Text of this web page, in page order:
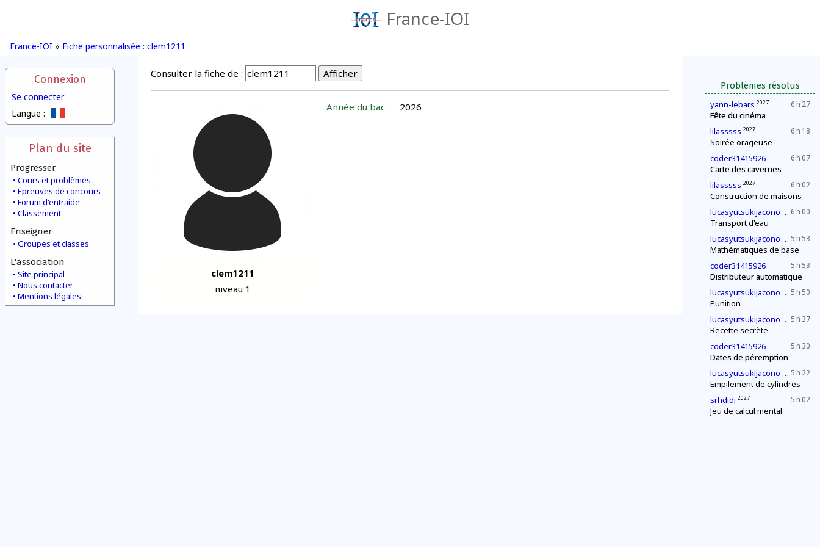
France-IOI
France-IOI » Fiche personnalisée : clem1211
Connexion
Se connecter
Langue :
Plan du site
Progresser
Cours et problèmes
Épreuves de concours
Forum d'entraide
Classement
Enseigner
Groupes et classes
L'association
Site principal
Nous contacter
Mentions légales
Problèmes résolus
6 h 27
yann-lebars 2027
Fête du cinéma
6 h 18
lilasssss 2027
Soirée orageuse
6 h 07
coder31415926
Carte des cavernes
6 h 02
lilasssss 2027
Construction de maisons
6 h 00
lucasyutsukijacono 2030
Transport d'eau
5 h 53
lucasyutsukijacono 2030
Mathématiques de base
5 h 53
coder31415926
Distributeur automatique
5 h 50
lucasyutsukijacono 2030
Punition
5 h 37
lucasyutsukijacono 2030
Recette secrète
5 h 30
coder31415926
Dates de péremption
5 h 22
lucasyutsukijacono 2030
Empilement de cylindres
5 h 02
srhdidi 2027
Jeu de calcul mental
Consulter la fiche de :
clem1211
niveau 1
Année du bac 2026